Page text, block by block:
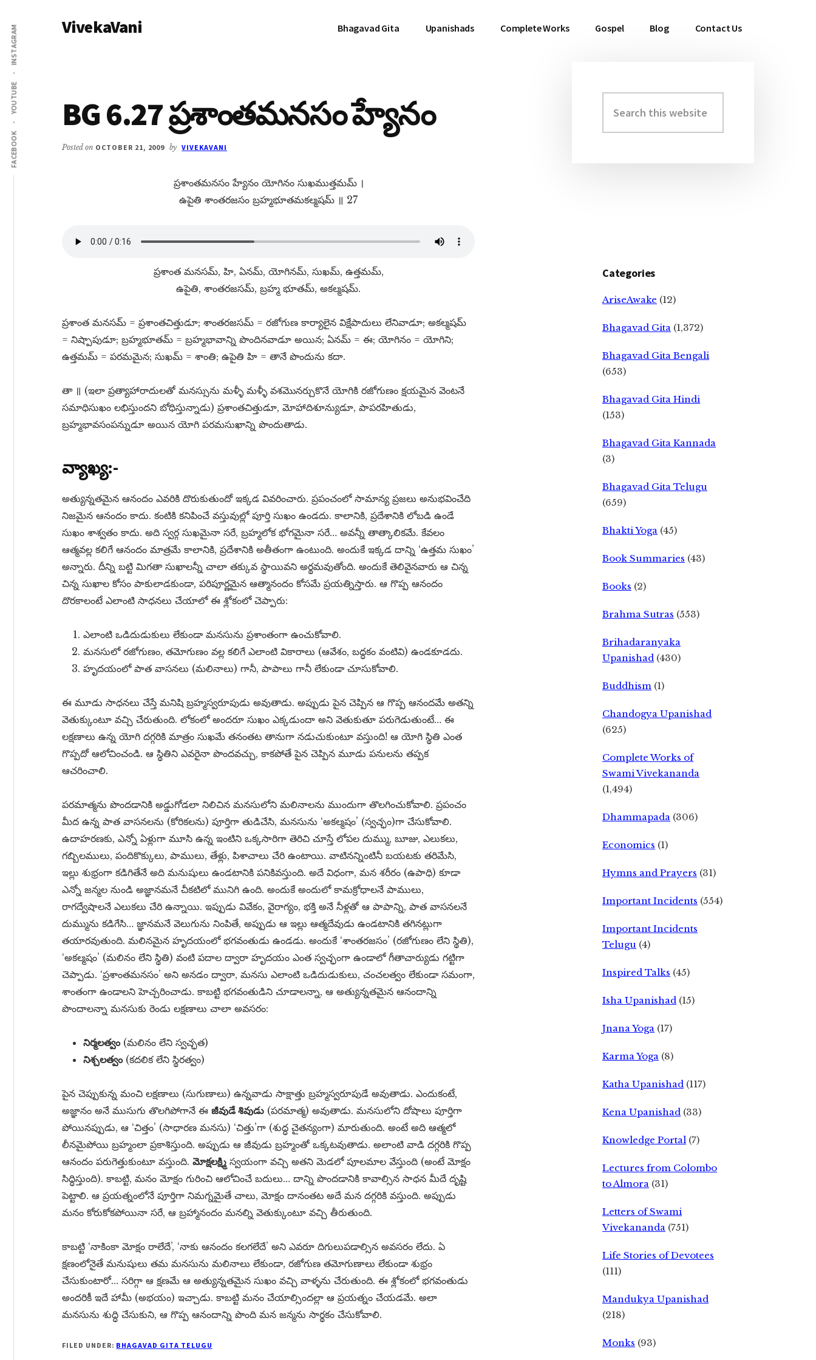
main
content
primary
sidebar
Additional
menu
FACEBOOK
YOUTUBE
INSTAGRAM VivekaVani Bhagavad Gita Upanishads Complete Works Gospel Blog Contact Us
BG 6.27 ప్రశాంతమనసం హ్యేనం
Posted on OCTOBER 21, 2009 by VIVEKAVANI
ప్రశాంతమనసం హ్యేనం యోగినం సుఖముత్తమమ్​ ।
ఉపైతి శాంతరజసం బ్రహ్మభూతమకల్మషమ్​ ॥ 27
ప్రశాంత మనసమ్​, హి, ఏనమ్​, యోగినమ్​, సుఖమ్​, ఉత్తమమ్​,
ఉపైతి, శాంతరజసమ్​, బ్రహ్మ భూతమ్​, అకల్మషమ్​.
ప్రశాంత మనసమ్​ = ప్రశాంతచిత్తుడూ; శాంతరజసమ్​ = రజోగుణ కార్యాలైన విక్షేపాదులు లేనివాడూ; అకల్మషమ్​
= నిష్పాపుడూ; బ్రహ్మభూతమ్​ = బ్రహ్మభావాన్ని పొందినవాడూ అయిన; ఏనమ్​ = ఈ; యోగినం = యోగిని;
ఉత్తమమ్​ = పరమమైన; సుఖమ్​ = శాంతి; ఉపైతి హి = తానే పొందును కదా.
తా ॥ (ఇలా ప్రత్యాహారాదులతో మనస్సును మళ్ళీ మళ్ళీ వశమొనర్చుకొనే యోగికి రజోగుణం క్షయమైన వెంటనే
సమాధిసుఖం లభిస్తుందని బోధిస్తున్నాడు) ప్రశాంతచిత్తుడూ, మోహాదిశూన్యుడూ, పాపరహితుడు,
బ్రహ్మభావసంపన్నుడూ అయిన యోగి పరమసుఖాన్ని పొందుతాడు.
వ్యాఖ్య:-
అత్యున్నతమైన ఆనందం ఎవరికి దొరుకుతుందో ఇక్కడ వివరించారు. ప్రపంచంలో సామాన్య ప్రజలు అనుభవించేది
నిజమైన ఆనందం కాదు. కంటికి కనిపించే వస్తువుల్లో పూర్తి సుఖం ఉండదు. కాలానికి, ప్రదేశానికి లోబడి ఉండే
సుఖం శాశ్వతం కాదు. అది స్వర్గ సుఖమైనా సరే, బ్రహ్మలోక భోగమైనా సరే… అవన్నీ తాత్కాలికమే. కేవలం
ఆత్మవల్ల కలిగే ఆనందం మాత్రమే కాలానికి, ప్రదేశానికి అతీతంగా ఉంటుంది. అందుకే ఇక్కడ దాన్ని ‘ఉత్తమ సుఖం’
అన్నారు. దీన్ని బట్టి మిగతా సుఖాలన్నీ చాలా తక్కువ స్థాయివని అర్థమవుతోంది. అందుకే తెలివైనవారు ఆ చిన్న
చిన్న సుఖాల కోసం పాకులాడకుండా, పరిపూర్ణమైన ఆత్మానందం కోసమే ప్రయత్నిస్తారు. ఆ గొప్ప ఆనందం
దొరకాలంటే ఎలాంటి సాధనలు చేయాలో ఈ శ్లోకంలో చెప్పారు:
ఎలాంటి ఒడిదుడుకులు లేకుండా మనసును ప్రశాంతంగా ఉంచుకోవాలి.
మనసులో రజోగుణం, తమోగుణం వల్ల కలిగే ఎలాంటి వికారాలు (ఆవేశం, బద్ధకం వంటివి) ఉండకూడదు.
హృదయంలో పాత వాసనలు (మలినాలు) గానీ, పాపాలు గానీ లేకుండా చూసుకోవాలి.
ఈ మూడు సాధనలు చేస్తే మనిషి బ్రహ్మస్వరూపుడు అవుతాడు. అప్పుడు పైన చెప్పిన ఆ గొప్ప ఆనందమే అతన్ని
వెతుక్కుంటూ వచ్చి చేరుతుంది. లోకంలో అందరూ సుఖం ఎక్కడుందా అని వెతుకుతూ పరుగెడుతుంటే… ఈ
లక్షణాలు ఉన్న యోగి దగ్గరికి మాత్రం సుఖమే తనంతట తానుగా నడుచుకుంటూ వస్తుంది! ఆ యోగి స్థితి ఎంత
గొప్పదో ఆలోచించండి. ఆ స్థితిని ఎవరైనా పొందవచ్చు, కాకపోతే పైన చెప్పిన మూడు పనులను తప్పక
ఆచరించాలి.
పరమాత్మను పొందడానికి అడ్డుగోడలా నిలిచిన మనసులోని మలినాలను ముందుగా తొలగించుకోవాలి. ప్రపంచం
మీద ఉన్న పాత వాసనలను (కోరికలను) పూర్తిగా తుడిచేసి, మనసును ‘అకల్మషం’ (స్వచ్ఛం)గా చేసుకోవాలి.
ఉదాహరణకు, ఎన్నో ఏళ్లుగా మూసి ఉన్న ఇంటిని ఒక్కసారిగా తెరిచి చూస్తే లోపల దుమ్ము, బూజు, ఎలుకలు,
గబ్బిలములు, పందికొక్కులు, పాములు, తేళ్లు, పిశాచాలు చేరి ఉంటాయి. వాటినన్నింటినీ బయటకు తరిమేసి,
ఇల్లు శుభ్రంగా కడిగితేనే అది మనుషులు ఉండటానికి పనికివస్తుంది. అదే విధంగా, మన శరీరం (ఉపాధి) కూడా
ఎన్నో జన్మల నుండి అజ్ఞానమనే చీకటిలో మునిగి ఉంది. అందుకే అందులో కామక్రోధాలనే పాములు,
రాగద్వేషాలనే ఎలుకలు చేరి ఉన్నాయి. ఇప్పుడు వివేకం, వైరాగ్యం, భక్తి అనే నీళ్లతో ఆ పాపాన్ని, పాత వాసనలనే
దుమ్మును కడిగేసి… జ్ఞానమనే వెలుగును నింపితే, అప్పుడు ఆ ఇల్లు ఆత్మదేవుడు ఉండటానికి తగినట్లుగా
తయారవుతుంది. మలినమైన హృదయంలో భగవంతుడు ఉండడు. అందుకే ‘శాంతరజసం’ (రజోగుణం లేని స్థితి),
‘అకల్మషం’ (మలినం లేని స్థితి) వంటి పదాల ద్వారా హృదయం ఎంత స్వచ్ఛంగా ఉండాలో గీతాచార్యుడు గట్టిగా
చెప్పాడు. ‘ప్రశాంతమనసం’ అని అనడం ద్వారా, మనసు ఎలాంటి ఒడిదుడుకులు, చంచలత్వం లేకుండా సమంగా,
శాంతంగా ఉండాలని హెచ్చరించాడు. కాబట్టి భగవంతుడిని చూడాలన్నా, ఆ అత్యున్నతమైన ఆనందాన్ని
పొందాలన్నా మనసుకు రెండు లక్షణాలు చాలా అవసరం:
నిర్మలత్వం(మలినం లేని స్వచ్ఛత)
నిశ్చలత్వం(కదలిక లేని స్థిరత్వం)
పైన చెప్పుకున్న మంచి లక్షణాలు (సుగుణాలు) ఉన్నవాడు సాక్షాత్తు బ్రహ్మస్వరూపుడే అవుతాడు. ఎందుకంటే,
అజ్ఞానం అనే ముసుగు తొలగిపోగానే ఈ జీవుడే శివుడు (పరమాత్మ) అవుతాడు. మనసులోని దోషాలు పూర్తిగా
పోయినప్పుడు, ఆ ‘చిత్తం’ (సాధారణ మనసు) ‘చిత్తు’గా (శుద్ధ చైతన్యంగా) మారుతుంది. అంటే అది ఆత్మలో
లీనమైపోయి బ్రహ్మంలా ప్రకాశిస్తుంది. అప్పుడు ఆ జీవుడు బ్రహ్మంతో ఒక్కటవుతాడు. అలాంటి వాడి దగ్గరికి గొప్ప
ఆనందం పరుగెత్తుకుంటూ వస్తుంది. మోక్షలక్ష్మి స్వయంగా వచ్చి అతని మెడలో పూలమాల వేస్తుంది (అంటే మోక్షం
సిద్ధిస్తుంది). కాబట్టి, మనం మోక్షం గురించి ఆలోచించే బదులు… దాన్ని పొందడానికి కావాల్సిన సాధన మీదే దృష్టి
పెట్టాలి. ఆ ప్రయత్నంలోనే పూర్తిగా నిమగ్నమైతే చాలు, మోక్షం దానంతట అదే మన దగ్గరికి వస్తుంది. అప్పుడు
మనం కోరుకోకపోయినా సరే, ఆ బ్రహ్మానందం మనల్ని వెతుక్కుంటూ వచ్చి తీరుతుంది.
కాబట్టి ‘నాకింకా మోక్షం రాలేదే’, ‘నాకు ఆనందం కలగలేదే’ అని ఎవరూ దిగులుపడాల్సిన అవసరం లేదు. ఏ
క్షణంలోనైతే మనుషులు తమ మనసును మలినాలు లేకుండా, రజోగుణ తమోగుణాలు లేకుండా శుభ్రం
చేసుకుంటారో… సరిగ్గా ఆ క్షణమే ఆ అత్యున్నతమైన సుఖం వచ్చి వాళ్ళను చేరుతుంది. ఈ శ్లోకంలో భగవంతుడు
అందరికీ ఇదే హామీ (అభయం) ఇచ్చాడు. కాబట్టి మనం చేయాల్సిందల్లా ఆ ప్రయత్నం చేయడమే. అలా
మనసును శుద్ధి చేసుకుని, ఆ గొప్ప ఆనందాన్ని పొంది మన జన్మను సార్థకం చేసుకోవాలి.
FILED UNDER: BHAGAVAD GITA TELUGU
Primary
Sidebar
this
website
Categories
AriseAwake (12)
Bhagavad Gita (1,372)
Bhagavad Gita Bengali
(653)
Bhagavad Gita Hindi
(153)
Bhagavad Gita Kannada
(3)
Bhagavad Gita Telugu
(659)
Bhakti Yoga (45)
Book Summaries (43)
Books (2)
Brahma Sutras (553)
Brihadaranyaka
Upanishad (430)
Buddhism (1)
Chandogya Upanishad
(625)
Complete Works of
Swami Vivekananda
(1,494)
Dhammapada (306)
Economics (1)
Hymns and Prayers (31)
Important Incidents (554)
Important Incidents
Telugu (4)
Inspired Talks (45)
Isha Upanishad (15)
Jnana Yoga (17)
Karma Yoga (8)
Katha Upanishad (117)
Kena Upanishad (33)
Knowledge Portal (7)
Lectures from Colombo
to Almora (31)
Letters of Swami
Vivekananda (751)
Life Stories of Devotees
(111)
Mandukya Upanishad
(218)
Monks (93)